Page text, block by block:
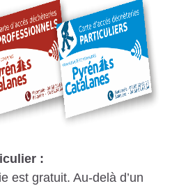
:
est gratuit. Au-delà d’un